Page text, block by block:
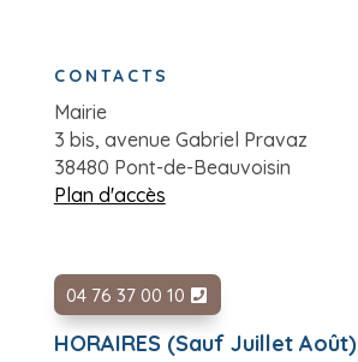
CONTACTS
Mairie
3 bis, avenue Gabriel Pravaz
38480 Pont-de-Beauvoisin
Plan d'accès
04 76 37 00 10
HORAIRES (Sauf Juillet Août)